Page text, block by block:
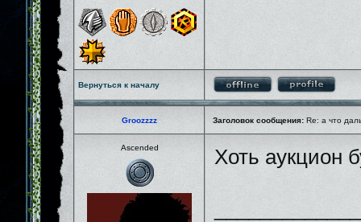
Вернуться к началу
Groozzzz Заголовок сообщения: Re: а что
Ascended Хоть аукцион